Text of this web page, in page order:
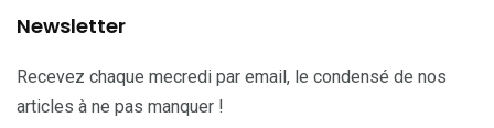
Newsletter
Recevez chaque mecredi par email, le condensé de nos
articles à ne pas manquer !